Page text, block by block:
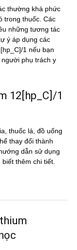
thường khá phức
trong thuốc. Các
những tương tác
ý áp dụng các
1 nếu bạn
phụ trách y
12[hp_C]/1
thuốc lá, đồ uống
thay đổi thành
dẫn sử dụng
thêm chi tiết.